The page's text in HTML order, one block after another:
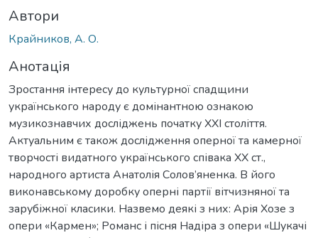
Автори
Крайников, А. О.
Анотація
Зростання інтересу до культурної спадщини
українського народу є домінантною ознакою
музикознавчих досліджень початку XXI століття.
Актуальним є також дослідження оперної та камерної
творчості видатного українського співака ХХ ст.,
народного артиста Анатолія Солов’яненка. В його
виконавському доробку оперні партії вітчизняної та
зарубіжної класики. Назвемо деякі з них: Арія Хозе з
опери «Кармен»; Романс і пісня Надіра з опери «Шукачі